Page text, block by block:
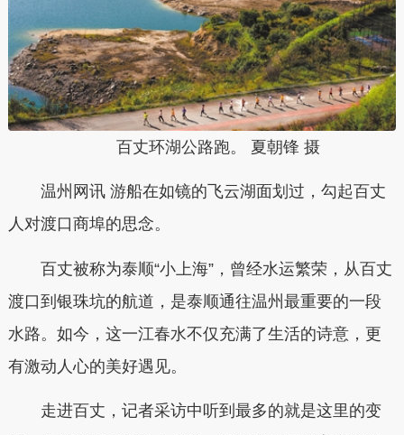
百丈环湖公路跑。 夏朝锋 摄
温州网讯 游船在如镜的飞云湖面划过，勾起百丈
人对渡口商埠的思念。
百丈被称为泰顺“小上海”，曾经水运繁荣，从百丈
渡口到银珠坑的航道，是泰顺通往温州最重要的一段
水路。如今，这一江春水不仅充满了生活的诗意，更
有激动人心的美好遇见。
走进百丈，记者采访中听到最多的就是这里的变